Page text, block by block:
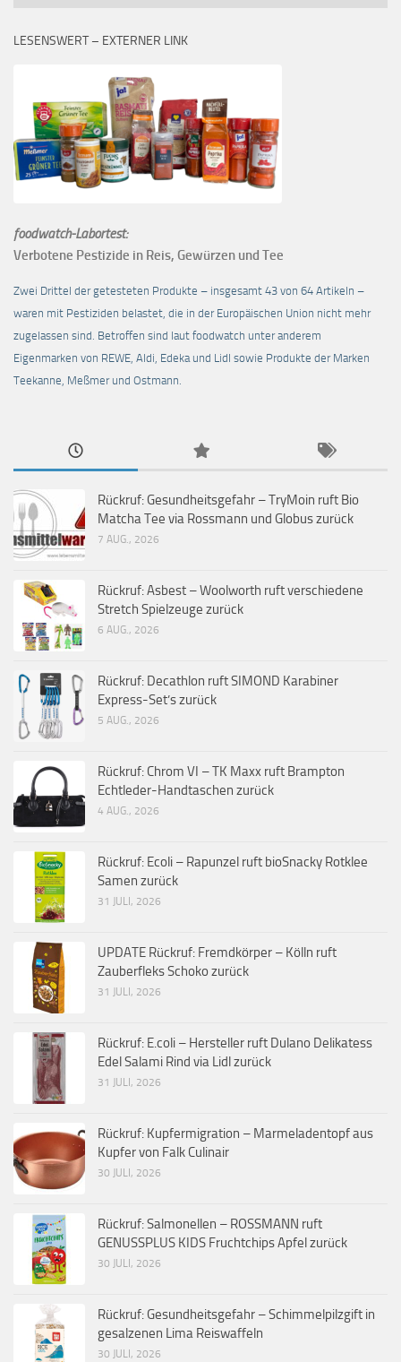
LESENSWERT – EXTERNER LINK
foodwatch-Labortest:
Verbotene Pestizide in Reis, Gewürzen und Tee
Zwei Drittel der getesteten Produkte – insgesamt 43 von 64 Artikeln –
waren mit Pestiziden belastet, die in der Europäischen Union nicht mehr
zugelassen sind. Betroffen sind laut foodwatch unter anderem
Eigenmarken von REWE, Aldi, Edeka und Lidl sowie Produkte der Marken
Teekanne, Meßmer und Ostmann.
Rückruf: Gesundheitsgefahr – TryMoin ruft Bio
Matcha Tee via Rossmann und Globus zurück
7 AUG., 2026
Rückruf: Asbest – Woolworth ruft verschiedene
Stretch Spielzeuge zurück
6 AUG., 2026
Rückruf: Decathlon ruft SIMOND Karabiner
Express-Set’s zurück
5 AUG., 2026
Rückruf: Chrom VI – TK Maxx ruft Brampton
Echtleder-Handtaschen zurück
4 AUG., 2026
Rückruf: Ecoli – Rapunzel ruft bioSnacky Rotklee
Samen zurück
31 JULI, 2026
UPDATE Rückruf: Fremdkörper – Kölln ruft
Zauberfleks Schoko zurück
31 JULI, 2026
Rückruf: E.coli – Hersteller ruft Dulano Delikatess
Edel Salami Rind via Lidl zurück
31 JULI, 2026
Rückruf: Kupfermigration – Marmeladentopf aus
Kupfer von Falk Culinair
30 JULI, 2026
Rückruf: Salmonellen – ROSSMANN ruft
GENUSSPLUS KIDS Fruchtchips Apfel zurück
30 JULI, 2026
Rückruf: Gesundheitsgefahr – Schimmelpilzgift in
gesalzenen Lima Reiswaffeln
30 JULI, 2026